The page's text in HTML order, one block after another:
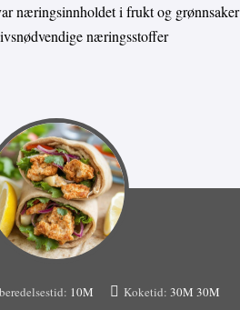
næringsinnholdet i frukt og grønnsaker
næringsstoffer
10M Koketid: 30M 30M